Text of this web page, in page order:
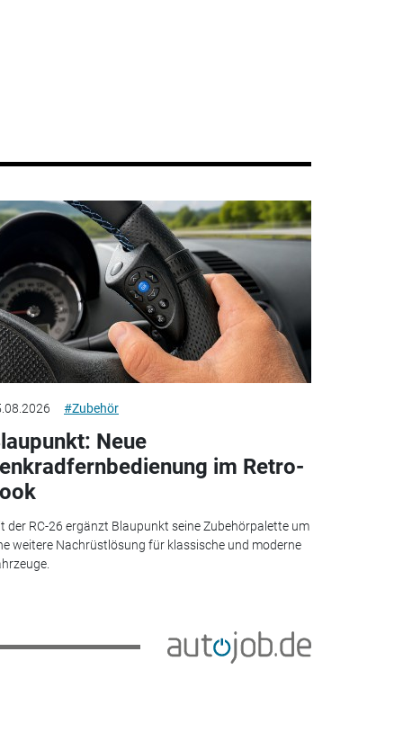
#Zubehör
Neue
im Retro-
der RC-26 ergänzt Blaupunkt seine Zubehörpalette um
weitere Nachrüstlösung für klassische und moderne